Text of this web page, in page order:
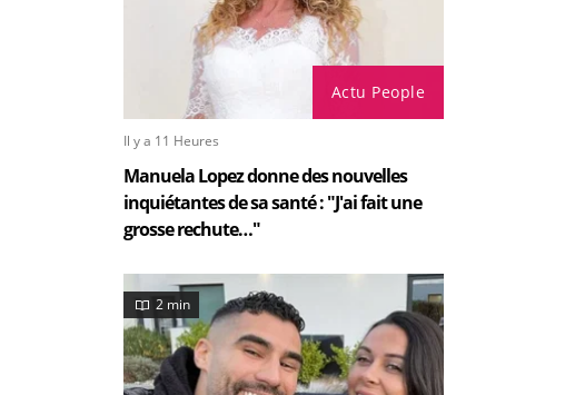
Actu People
Il y a 11 Heures
Manuela Lopez donne des nouvelles
inquiétantes de sa santé : "J'ai fait une
grosse rechute…"
2 min